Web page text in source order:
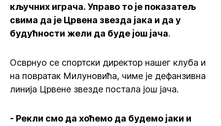
кључних играча. Управо то је показатељ
свима да је Црвена звезда јака и да у
будућности жели да буде још јача.
Осврнуо се спортски директор нашег клуба и
на повратак Милуновића, чиме је дефанзивна
линија Црвене звезде постала још јача.
- Рекли смо да хоћемо да будемо јаки и